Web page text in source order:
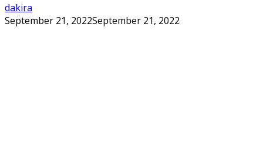
dakira
September 21, 2022September 21, 2022